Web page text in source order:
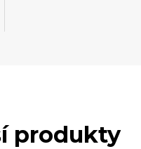
produkty